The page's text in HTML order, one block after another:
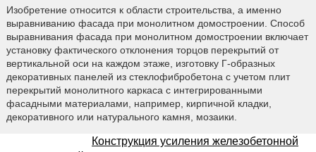
Изобретение относится к области строительства, а именно
выравниванию фасада при монолитном домостроении. Способ
выравнивания фасада при монолитном домостроении включает
установку фактического отклонения торцов перекрытий от
вертикальной оси на каждом этаже, изготовку Г-образных
декоративных панелей из стеклофибробетона с учетом плит
перекрытий монолитного каркаса с интегрированными
фасадными материалами, например, кирпичной кладки,
декоративного или натурального камня, мозаики.
Конструкция усиления железобетонной